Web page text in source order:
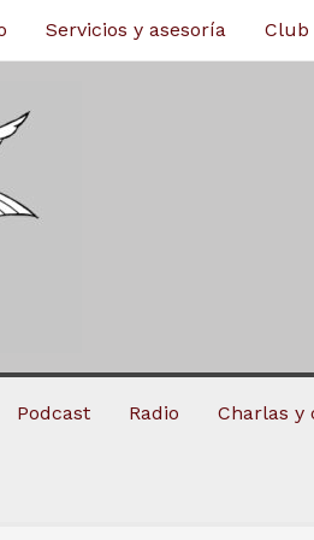
Servicios y asesoría Club
Podcast Radio Charlas y